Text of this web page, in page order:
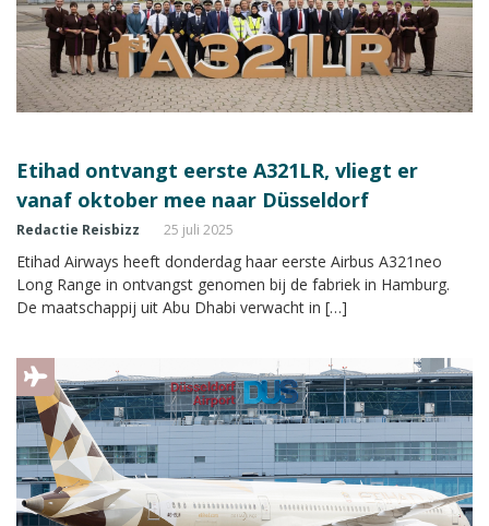
Etihad ontvangt eerste A321LR, vliegt er
vanaf oktober mee naar Düsseldorf
Redactie Reisbizz 25 juli 2025
Etihad Airways heeft donderdag haar eerste Airbus A321neo
Long Range in ontvangst genomen bij de fabriek in Hamburg.
De maatschappij uit Abu Dhabi verwacht in […]